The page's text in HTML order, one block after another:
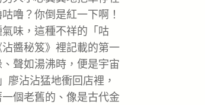
嚕？你倒是紅一下啊！
味，這種不祥的「咕
醬秘笈》裡記載的第一
聲如湯沸時，便是宇宙
廖沾沾猛地衝回店裡，
個老舊的、像是古代金